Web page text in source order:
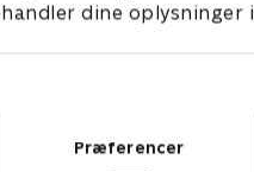
dine oplysninger i
Præferencer